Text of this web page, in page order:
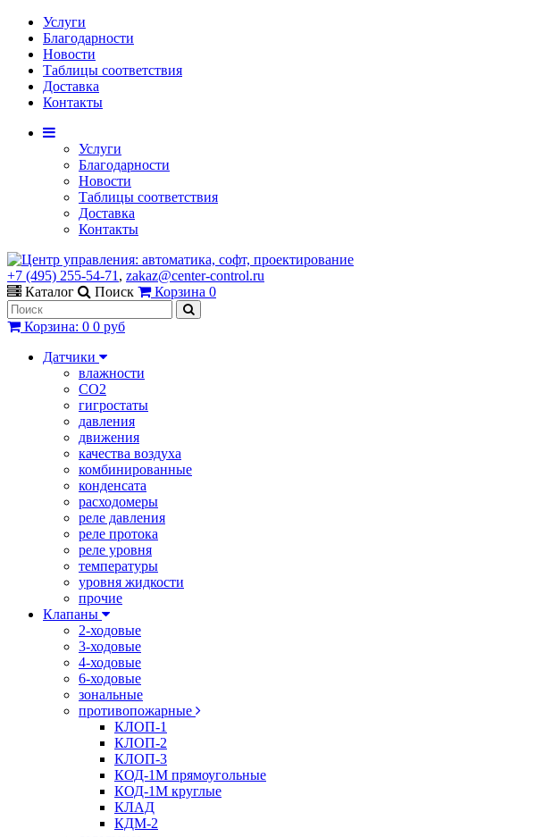
Услуги
Благодарности
Новости
Таблицы соответствия
Доставка
Контакты
Услуги
Благодарности
Новости
Таблицы соответствия
Доставка
Контакты
+7 (495) 255-54-71 , zakaz@center-control.ru
Каталог
Поиск Корзина 0
Корзина: 0 0 руб
Датчики
влажности
CO2
гигростаты
давления
движения
качества воздуха
комбинированные
конденсата
расходомеры
реле давления
реле протока
реле уровня
температуры
уровня жидкости
прочие
Клапаны
2-ходовые
3-ходовые
4-ходовые
6-ходовые
зональные
противопожарные
КЛОП-1
КЛОП-2
КЛОП-3
КОД-1М прямоугольные
КОД-1М круглые
КЛАД
КДМ-2